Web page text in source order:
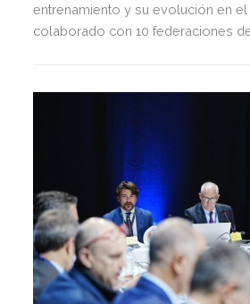
entrenamiento y su evolución en
colaborado con 10 federaciones
por la red Málaga Startup Network
empresas innovadoras